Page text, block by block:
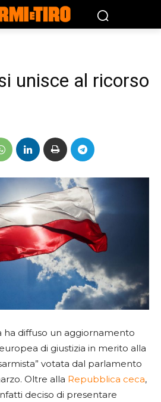
unisce al ricorso
ha diffuso un aggiornamento
di giustizia in merito alla
votata dal parlamento
Oltre alla Repubblica ceca,
deciso di presentare